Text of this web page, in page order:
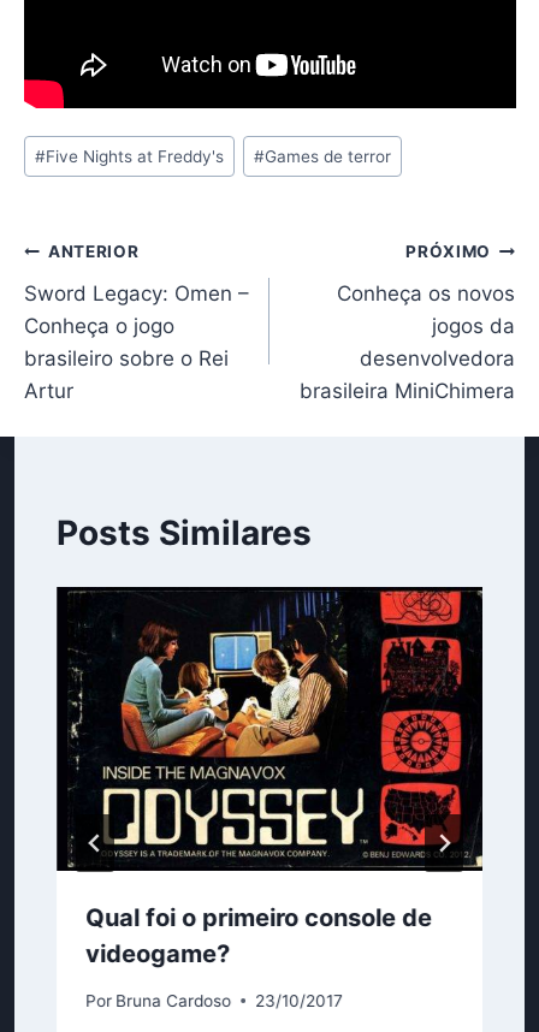
Tags
do
#Five Nights at Freddy's #Games de terror
Navegação
de
Post
ANTERIOR
Sword Legacy: Omen –
Conheça o jogo
brasileiro sobre o Rei
Artur
PRÓXIMO
Conheça os novos
jogos da
desenvolvedora
brasileira MiniChimera
Posts Similares
Qual foi o primeiro console de
videogame?
Por Bruna Cardoso 23/10/2017